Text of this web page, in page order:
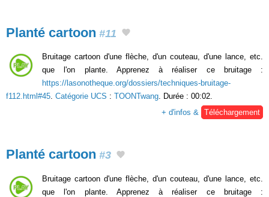
Planté cartoon #11
Bruitage cartoon d'une flèche, d'un couteau, d'une lance, etc.
que l'on plante. Apprenez à réaliser ce bruitage :
https://lasonotheque.org/dossiers/techniques-bruitage-
f112.html#45. Catégorie UCS : TOONTwang. Durée : 00:02.
+ d'infos & Téléchargement
Planté cartoon #3
Bruitage cartoon d'une flèche, d'un couteau, d'une lance, etc.
que l'on plante. Apprenez à réaliser ce bruitage :